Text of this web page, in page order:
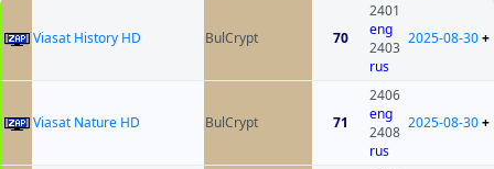
Viasat History HD BulCrypt 70
2401
eng
2403
rus
2025-08-30+
Viasat Nature HD BulCrypt 71
2406
eng
2408
rus
2025-08-30+